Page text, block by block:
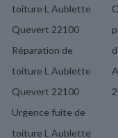
toiture L Aublette
Quevert 22100
Réparation de
toiture L Aublette
Quevert 22100
Urgence fuite de
toiture L Aublette